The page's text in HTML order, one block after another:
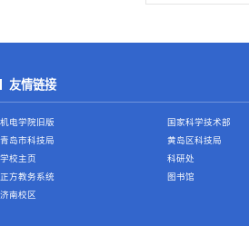
友情链接
机电学院旧版 国家科学技术部
青岛市科技局
黄岛区科技局
学校主页
科研处
正方教务系统
图书馆
济南校区